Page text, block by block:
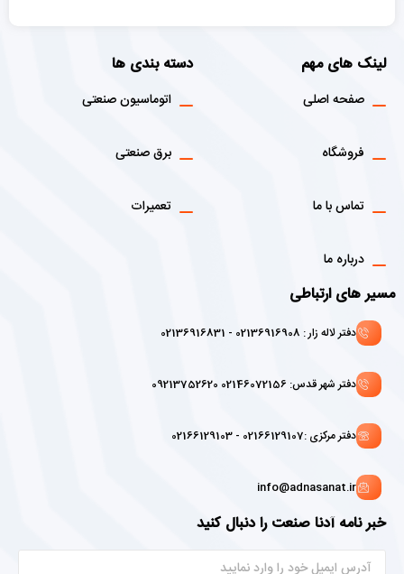
لینک های مهم
صفحه اصلی
فروشگاه
تماس با ما
درباره ما
دسته بندی ها
اتوماسیون صنعتی
برق صنعتی
تعمیرات
مسیر های ارتباطی
دفتر لاله زار : 02136916908 - 02136916831
دفتر شهر قدس: 02146072156 09213752620
دفتر مرکزی :02166129107 - 02166129103
info@adnasanat.ir
خبر نامه آدنا صنعت را دنبال کنید